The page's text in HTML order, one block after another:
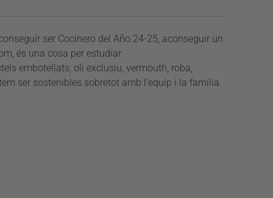
ser Cocinero del Año 24-25, aconseguir un
és una cosa per estudiar.
embotellats, oli exclusiu, vermouth, roba,
ser sostenibles sobretot amb l'equip i la família.